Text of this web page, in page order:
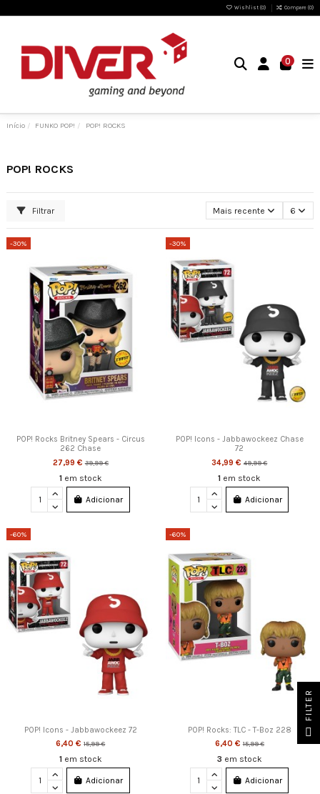
Wishlist (0) Compare (0)
0
Início FUNKO POP! POP! ROCKS
POP! ROCKS
Filtrar Mais recente 6
-30%
POP! Rocks Britney Spears - Circus
262 Chase
27,99 €39,99 €
1 em stock
Adicionar
-30%
POP! Icons - Jabbawockeez Chase
72
34,99 €49,99 €
1 em stock
Adicionar
-60%
POP! Icons - Jabbawockeez 72
6,40 €15,99 €
1 em stock
Adicionar
-60%
POP! Rocks: TLC - T-Boz 228
6,40 €15,99 €
3 em stock
Adicionar
FILTER